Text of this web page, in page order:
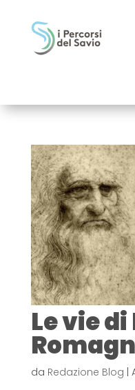
Le vie
da Redazione Blog